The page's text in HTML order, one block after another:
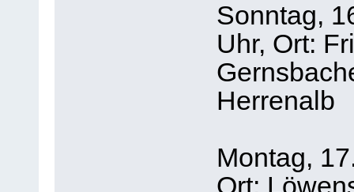
Sonntag,
Uhr, Ort:
Herrenalb
Montag,